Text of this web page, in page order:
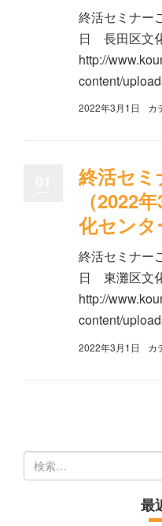
終活セミナー
日 長田区文
http://
content/
2022年3月1日 カ
終活セ
（2022
化センタ
終活セミナー
日 東灘区文
http://
content/
2022年3月1日 カ
検
索:
最